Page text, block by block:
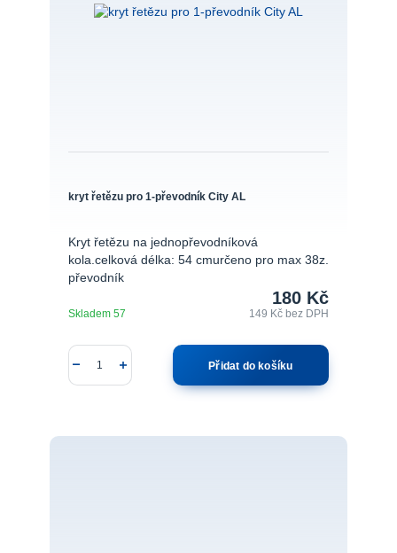
kryt řetězu pro 1-převodník City AL
Kryt řetězu na jednopřevodníková
kola.celková délka: 54 cmurčeno pro max 38z.
převodník
180 Kč
149 Kčbez DPH
Skladem 57
Přidat do košíku